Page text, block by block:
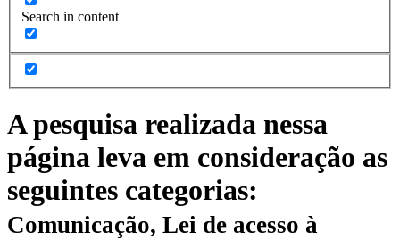
Search in content
A pesquisa realizada nessa
página leva em consideração as
seguintes categorias:
Comunicação, Lei de acesso à